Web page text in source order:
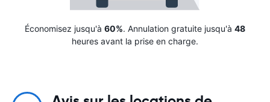
Économisez jusqu'à 60%. Annulation gratuite jusqu'à 48
heures avant la prise en charge.